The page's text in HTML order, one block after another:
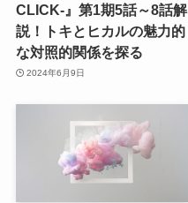
CLICK-』第1期5話～8話解
説！トキとヒカルの魅力的
な対照的関係を探る
2024年6月9日